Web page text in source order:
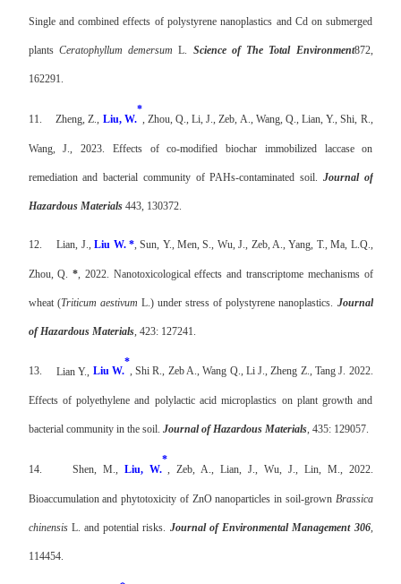
Single and combined effects of polystyrene nanoplastics and Cd on submerged
plants Ceratophyllum demersum L. Science of The Total Environment872,
162291.
11. Zheng, Z., Liu, W.
*
, Zhou, Q., Li, J., Zeb, A., Wang, Q., Lian, Y., Shi, R.,
Wang, J., 2023. Effects of co-modified biochar immobilized laccase on
remediation and bacterial community of PAHs-contaminated soil. Journal of
Hazardous Materials443, 130372.
12. Lian, J.,Liu W. *, Sun, Y., Men, S., Wu, J., Zeb, A., Yang, T., Ma, L.Q.,
Zhou, Q.* , 2022. Nanotoxicological effects and transcriptome mechanisms of
wheat (Triticum aestivum L.) under stress of polystyrene nanoplastics. Journal
of Hazardous Materials, 423: 127241.
13. Lian Y., Liu W.
*
, Shi R., Zeb A., Wang Q., Li J., Zheng Z., Tang J. 2022.
Effects of polyethylene and polylactic acid microplastics on plant growth and
bacterial community in the soil. Journal of Hazardous Materials, 435: 129057.
14. Shen, M.,Liu, W.
*
, Zeb, A., Lian, J., Wu, J., Lin, M., 2022.
Bioaccumulation and phytotoxicity of ZnO nanoparticles in soil-grown Brassica
chinensisL. and potential risks. Journal of Environmental Management 306,
114454.